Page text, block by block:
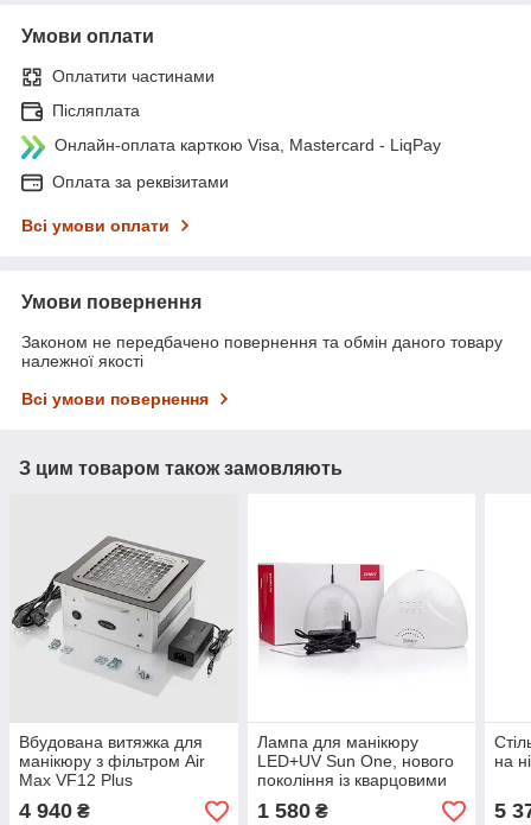
Умови оплати
Оплатити частинами
Післяплата
Онлайн-оплата карткою Visa, Mastercard - LiqPay
Оплата за реквізитами
Всі умови оплати
Умови повернення
Законом не передбачено повернення та обмін даного товару
належної якості
Всі умови повернення
З цим товаром також замовляють
Вбудована витяжка для
манікюру з фільтром Air
Max VF12 Plus
нержавіюча сталь
4 940 ₴
Лампа для манікюру
LED+UV Sun One, нового
покоління із кварцовими
діодами, 48Вт оригінал
1 580₴
на
5